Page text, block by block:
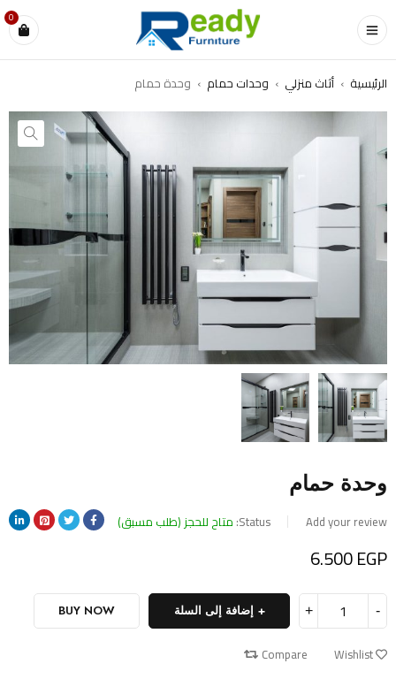
0
الرئيسية › أثاث منزلي › وحدات حمام › وحدة حمام
وحدة حمام
Add your review
Status: متاح للحجز (طلب مسبق)
6.500EGP
إضافة إلى السلة BUY NOW
Wishlist
Compare